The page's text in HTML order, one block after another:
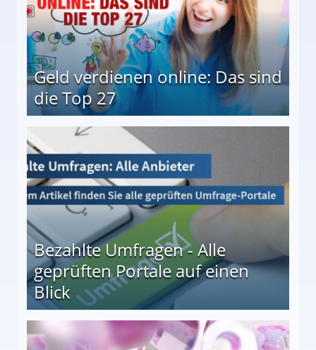
Geld verdienen online: Das sind
die Top 27
Bezahlte Umfragen - Alle
geprüften Portale auf einen
Blick
auf einen Blick